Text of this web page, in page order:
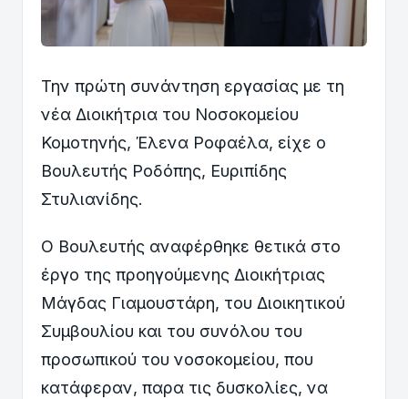
Την πρώτη συνάντηση εργασίας με τη
νέα Διοικήτρια του Νοσοκομείου
Κομοτηνής, Έλενα Ροφαέλα, είχε ο
Βουλευτής Ροδόπης, Ευριπίδης
Στυλιανίδης.
Ο Βουλευτής αναφέρθηκε θετικά στο
έργο της προηγούμενης Διοικήτριας
Μάγδας Γιαμουστάρη, του Διοικητικού
Συμβουλίου και του συνόλου του
προσωπικού του νοσοκομείου, που
κατάφεραν, παρα τις δυσκολίες, να